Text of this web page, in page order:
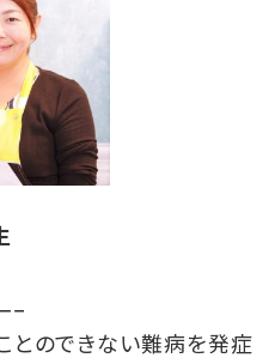
とのできない難病を発症